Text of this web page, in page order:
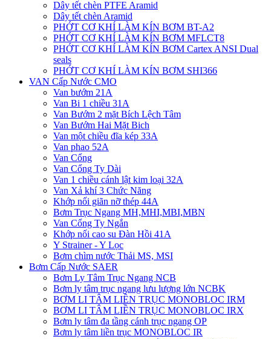
Dây tết chèn PTFE Aramid
Dây tết chèn Aramid
PHỚT CƠ KHÍ LÀM KÍN BƠM BT-A2
PHỚT CƠ KHÍ LÀM KÍN BƠM MFLCT8
PHỚT CƠ KHÍ LÀM KÍN BƠM Cartex ANSI Dual
seals
PHỚT CƠ KHÍ LÀM KÍN BƠM SHI366
VAN Cấp Nước CMO
Van bướm 21A
Van Bi 1 chiều 31A
Van Bướm 2 mặt Bích Lệch Tâm
Van Bướm Hai Mặt Bich
Van một chiều đĩa kép 33A
Van phao 52A
Van Cổng
Van Cổng Ty Dài
Van 1 chiều cánh lật kim loại 32A
Van Xả khí 3 Chức Năng
Khớp nối giãn nỡ thép 44A
Bơm Trục Ngang MH,MHI,MBI,MBN
Van Cổng Ty Ngắn
Khớp nối cao su Đàn Hồi 41A
Y Strainer - Y Lọc
Bơm chìm nước Thải MS, MSI
Bơm Cấp Nước SAER
Bơm Ly Tâm Trục Ngang NCB
Bơm ly tâm trục ngang lưu lượng lớn NCBK
BƠM LI TÂM LIỀN TRỤC MONOBLOC IRM
BƠM LI TÂM LIỀN TRỤC MONOBLOC IRX
Bơm ly tâm đa tầng cánh trục ngang OP
Bơm ly tâm liền trục MONOBLOC IR